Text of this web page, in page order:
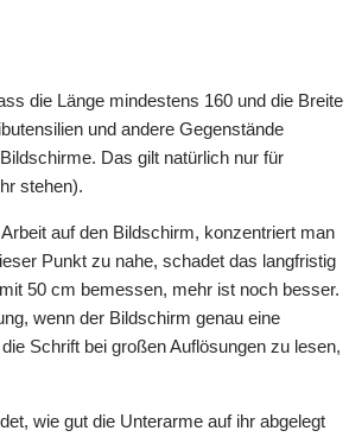
die Länge mindestens 160 und die Breite
und andere Gegenstände
Das gilt natürlich nur für
stehen).
auf den Bildschirm, konzentriert man
Punkt zu nahe, schadet das langfristig
50 cm bemessen, mehr ist noch besser.
wenn der Bildschirm genau eine
Schrift bei großen Auflösungen zu lesen,
wie gut die Unterarme auf ihr abgelegt